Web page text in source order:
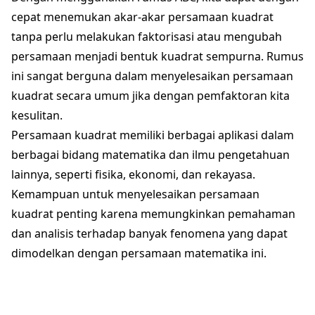
= 0
cepat menemukan akar-akar persamaan kuadrat
tanpa perlu melakukan faktorisasi atau mengubah
persamaan menjadi bentuk kuadrat sempurna. Rumus
ini sangat berguna dalam menyelesaikan persamaan
kuadrat secara umum jika dengan pemfaktoran kita
kesulitan.
Persamaan kuadrat memiliki berbagai aplikasi dalam
berbagai bidang matematika dan ilmu pengetahuan
lainnya, seperti fisika, ekonomi, dan rekayasa.
Kemampuan untuk menyelesaikan persamaan
kuadrat penting karena memungkinkan pemahaman
dan analisis terhadap banyak fenomena yang dapat
dimodelkan dengan persamaan matematika ini.